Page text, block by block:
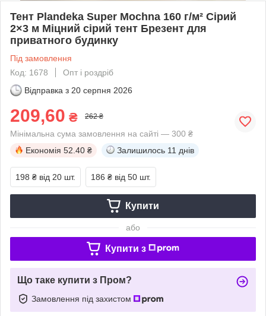
Тент Plandeka Super Mochna 160 г/м² Сірий
2×3 м Міцний сірий тент Брезент для
приватного будинку
Під замовлення
Код: 1678
Опт і роздріб
Відправка з 20 серпня 2026
209,60 ₴ 262 ₴
Мінімальна сума замовлення на сайті — 300 ₴
Економія 52.40 ₴ Залишилось 11 днів
198 ₴ від 20 шт. 186 ₴ від 50 шт.
Купити
або
Купити з
Що таке купити з Пром?
Замовлення під захистом